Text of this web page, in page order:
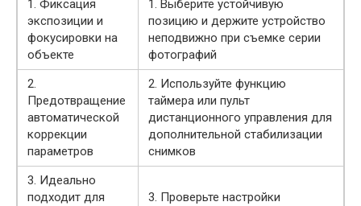
1. Фиксация
экспозиции и
фокусировки на
объекте
1. Выберите устойчивую
позицию и держите устройство
неподвижно при съемке серии
фотографий
2.
Предотвращение
автоматической
коррекции
параметров
2. Используйте функцию
таймера или пульт
дистанционного управления для
дополнительной стабилизации
снимков
3. Идеально
подходит для
3. Проверьте настройки